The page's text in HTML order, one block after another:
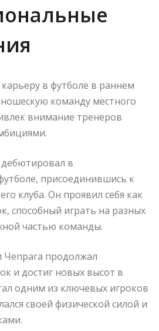
в футболе в раннем
команду местного
внимание тренеров
дебютировал в
присоединившись к
клуба. Он проявил себя как
способный играть на разных
частью команды.
продолжал
и достиг новых высот в
одним из ключевых игроков
своей физической силой и